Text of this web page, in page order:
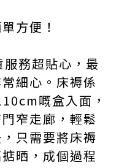
方便！
服務超貼心，最
細心。床褥係
嘅盒入面，
窄走廊，輕鬆
只需要將床褥
晒，成個過程